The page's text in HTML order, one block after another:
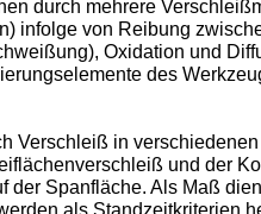
durch mehrere
infolge von Reibung
Oxidation und
des
Verschleiß in
und der
der Spanfläche. Als Maß
als Standzeitkriterien